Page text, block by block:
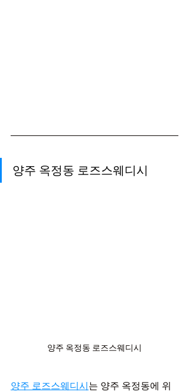
양주 옥정동 로즈스웨디시
양주 옥정동 로즈스웨디시
양주 로즈스웨디시는 양주 옥정동에 위